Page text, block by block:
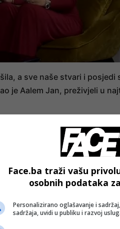
a sve naše stvari i
je Aalem Jan, preživjeli u
u Afganistanu
u nedjelju, kada je
paniku i prekinuo napore
područjima.
a više od 6.700 domova
Face.ba traži vašu
osobnih podataka
Personalizirano oglašavanje i
sadržaja, uvidi u publiku i razvoj